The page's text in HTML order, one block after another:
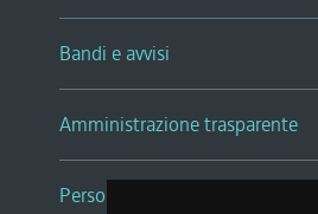
Bandi e avvisi
Amministrazione trasparente
Persone e Uffici